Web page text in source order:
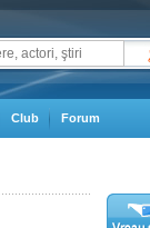
Club Forum